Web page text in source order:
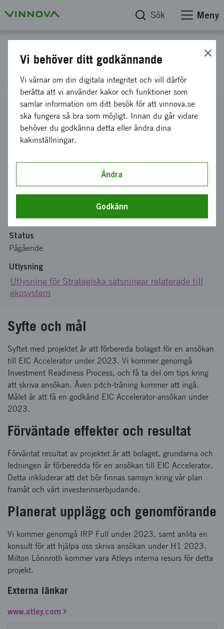
Sök Meny
Atley Solutions
Diarienummer
2022-03567
Koordinator
125 000 kronor
november 2022-december 2023
Status
Pågående
Utlysning
Utlysning för Strategiska satsningar relaterade till
ekosystem
Syfte och mål
Syftet med projektet är att förbereda bolaget för en ansökan
till EIC Accelerator under 2023. Vi kommer genomgå
Investment Readiness Process, och få ta del om tips kring
att skriva ansökan. Även pitch-träning kommer att ingå.
Målet är att få en godkänd EIC Accelerator-ansökan under
2023.
Förväntade effekter och resultat
Förväntat resultat av projektet är att bolaget, grundarna och
ledningen är förberedda för en ansökan till EIC Accelerator.
Detta inkluderar att det bör finnas samsyn kring vår plan
framåt och vårt investerinserbjudande.
Planerat upplägg och genomförande
Vi kommer genomgå IRP Full under 2023, samt anlita en
konsult för att hjälpa oss skriva ansökan under H1 2023.
Milton Lönnroth kommer vara Atleys interna resurs för detta
projekt.
Externa länkar
www.atley.com
Vi behöver ditt godkännande
Vi värnar om din digitala integritet och vill därför
berätta att vi använder kakor och funktioner som
samlar information om ditt besök för att vinnova.se
ska fungera så bra som möjligt. Innan du går vidare
behöver du godkänna detta eller ändra dina
kakinställningar.
Ändra
Godkänn